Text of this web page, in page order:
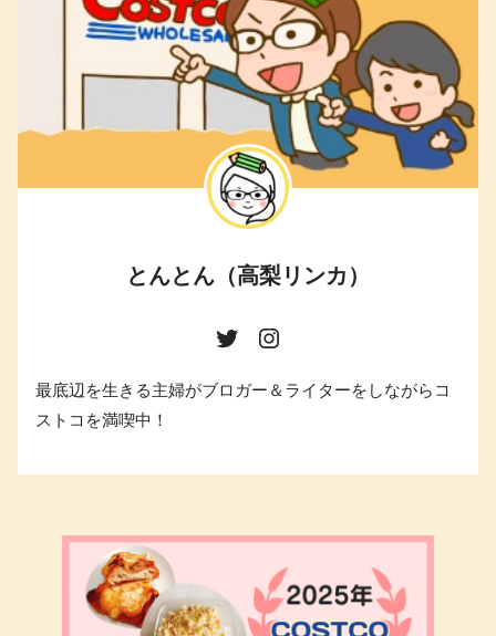
とんとん（高梨リンカ）
最底辺を生きる主婦がブロガー＆ライターをしながらコ
ストコを満喫中！